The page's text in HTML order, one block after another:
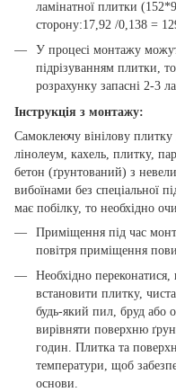
ламінатної плитки
сторону:17,92 /0,138 =
У процесі монтажу
підрізуванням плитки,
розрахунку запасні 2-3
Інструкція з монтажу:
Самоклеючу вінілову
лінолеум, кахель, плитку,
бетон (ґрунтований) з
вибоїнами без спеціальної
має побілку, то необхідно
Приміщення під час
повітря приміщення
Необхідно
встановити плитку,
будь-який пил, бруд або
вирівняти поверхню
годин. Плитка та
температури, щоб
основи.